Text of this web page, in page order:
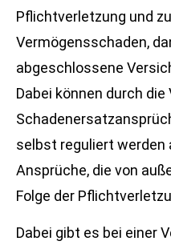
Pflichtverletzung und
Vermögensschaden,
abgeschlossene
Dabei können durch
selbst reguliert werden
Ansprüche, die von
Folge der
Dabei gibt es bei einer